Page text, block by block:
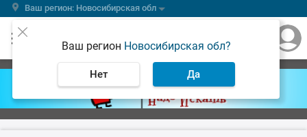
Ваш регион: Новосибирская обл
Ваш регион Новосибирская обл?
Нет Да